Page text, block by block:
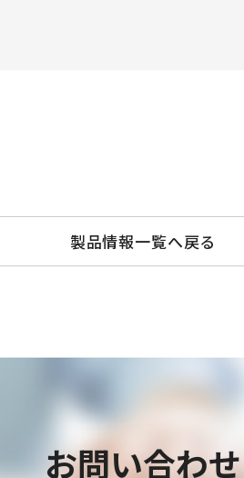
製品情報一覧へ戻る
お問い合わせ